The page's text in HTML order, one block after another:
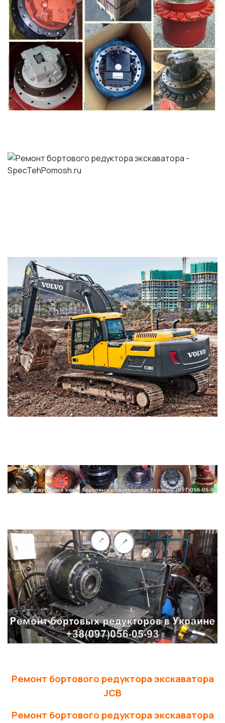
Ремонт бортового редуктора экскаватора
JCB
Ремонт бортового редуктора экскаватора